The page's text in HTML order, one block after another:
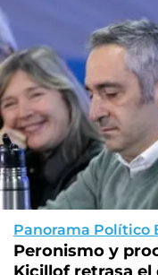
Panorama Político
Peronismo y